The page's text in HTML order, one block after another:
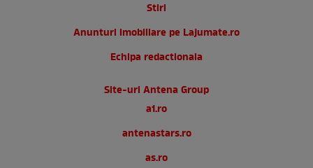
Stiri
Anunturi imobiliare pe Lajumate.ro
Echipa redactionala
Site-uri Antena Group
a1.ro
antenastars.ro
as.ro